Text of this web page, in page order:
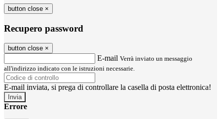
button close ×
Recupero password
button close ×
E-mail Verrà inviato un messaggio
all'indirizzo indicato con le istruzioni necessarie.
E-mail inviata, si prega di controllare la casella di posta elettronica!
Errore